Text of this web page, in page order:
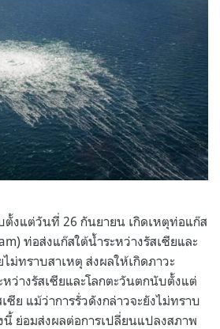
งแต่วันที่ 26 กันยายน เกิดเหตุท่อแก๊ส
ท่อส่งแก๊สใต้น้ำระหว่างรัสเซียและ
ม่ทราบสาเหตุ ส่งผลให้เกิดภาวะ
หว่างรัสเซียและโลกตะวันตกนับตั้งแต่
ซีย แม้ว่าการรั่วดังกล่าวจะยังไม่ทราบ
ย่อมส่งผลต่อการเปลี่ยนแปลงสภาพ